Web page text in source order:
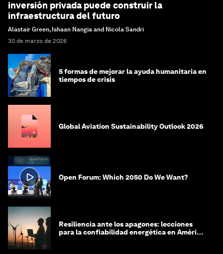
inversión privada puede construir la
infraestructura del futuro
Alastair Green, Ishaan Nangia and Nicola Sandri
30 de marzo de 2026
5 formas de mejorar la ayuda humanitaria en
tiempos de crisis
Global Aviation Sustainability Outlook 2026
Open Forum: Which 2050 Do We Want?
Resiliencia ante los apagones: lecciones
para la confiabilidad energética en América